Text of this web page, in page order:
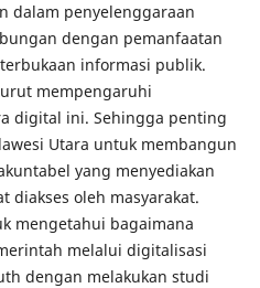
dalam penyelenggaraan
dengan pemanfaatan
informasi publik.
mempengaruhi
digital ini. Sehingga penting
Utara untuk membangun
yang menyediakan
diakses oleh masyarakat.
mengetahui bagaimana
melalui digitalisasi
dengan melakukan studi